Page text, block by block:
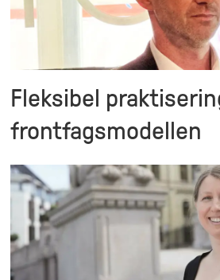
Fleksibel
frontfagsmodellen